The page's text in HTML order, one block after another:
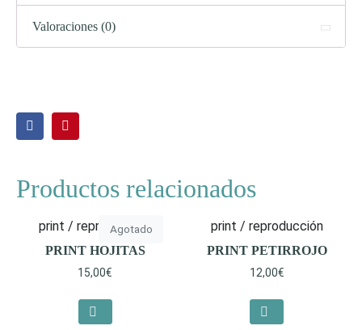
Valoraciones (0)
Productos relacionados
Agotado
print / reproducción
PRINT HOJITAS
15,00€
print / reproducción
PRINT PETIRROJO
12,00€